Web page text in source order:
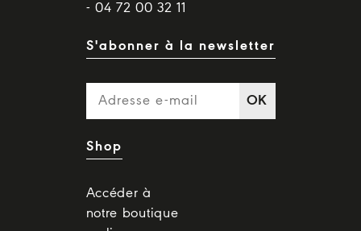
- 04 72 00 32 11
S'abonner à la newsletter
OK
Shop
Accéder à
notre boutique